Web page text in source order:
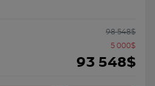
98 548$
5 000$
93 548$